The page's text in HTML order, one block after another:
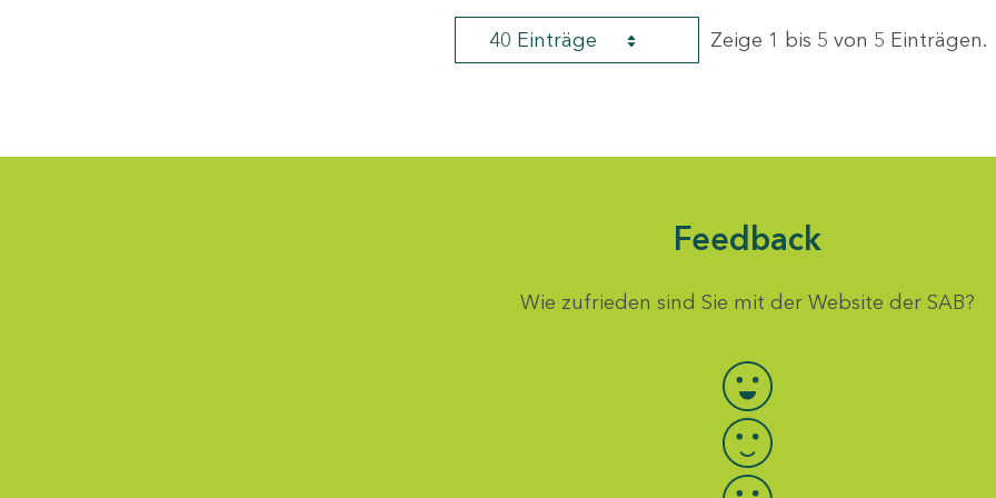
40 Einträge Zeige 1 bis 5 von 5 Einträgen.
Feedback
Wie zufrieden sind Sie mit der Website der SAB?
Bewertung auswählen